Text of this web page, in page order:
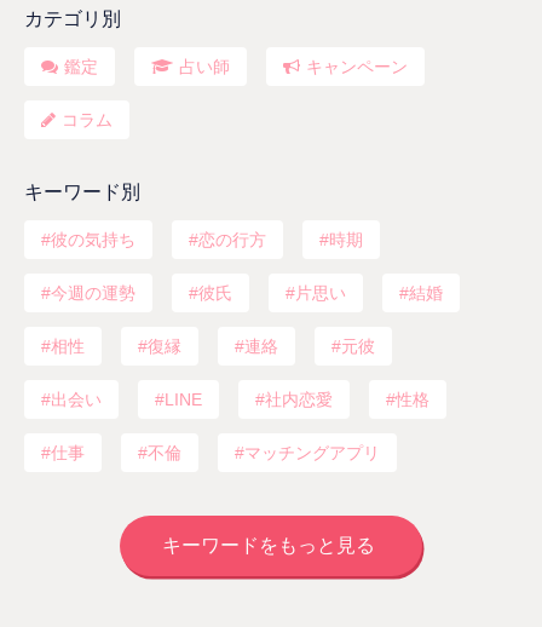
カテゴリ別
鑑定 占い師 キャンペーン
コラム
キーワード別
彼の気持ち 恋の行方 時期
今週の運勢 彼氏 片思い 結婚
相性 復縁 連絡 元彼
出会い LINE 社内恋愛 性格
仕事 不倫 マッチングアプリ
キーワードをもっと見る